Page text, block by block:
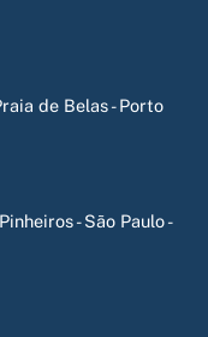
de Belas - Porto
- São Paulo -